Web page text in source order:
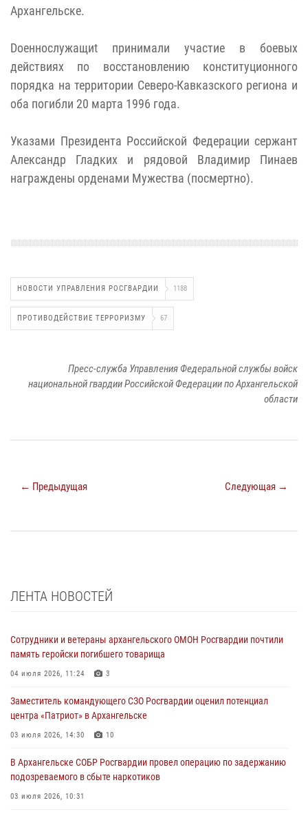
Архангельске.
Dоеннослужащиt принимали участие в боевых
действиях по восстановлению конституционного
порядка на территории Северо-Кавказского региона и
оба погибли 20 марта 1996 года.
Указами Президента Российской Федерации сержант
Александр Гладких и рядовой Владимир Пинаев
награждены орденами Мужества (посмертно).
НОВОСТИ УПРАВЛЕНИЯ РОСГВАРДИИ 1188
ПРОТИВОДЕЙСТВИЕ ТЕРРОРИЗМУ 67
Пресс-служба Управления Федеральной службы войск
национальной гвардии Российской Федерации по Архангельской
области
← Предыдущая Следующая →
ЛЕНТА НОВОСТЕЙ
Сотрудники и ветераны архангельского ОМОН Росгвардии почтили
память геройски погибшего товарища
04 июля 2026, 11:24 3
Заместитель командующего СЗО Росгвардии оценил потенциал
центра «Патриот» в Архангельске
03 июля 2026, 14:30 10
В Архангельске СОБР Росгвардии провел операцию по задержанию
подозреваемого в сбыте наркотиков
03 июля 2026, 10:31